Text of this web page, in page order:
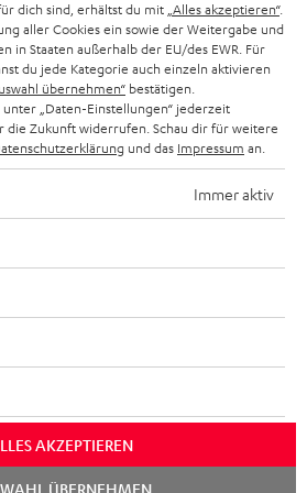
und Irrtum vorbehalten. Das auf unseren
nicht im Lieferumfang enthalten. Etwaige
sind im Preis inbegriffen.
Daten-Einstellungen
dich sind, erhältst du mit „Alles akzeptieren“.
aller Cookies ein sowie der Weitergabe und
in Staaten außerhalb der EU/des EWR. Für
du jede Kategorie auch einzeln aktivieren
übernehmen“ bestätigen.
„Daten-Einstellungen“ jederzeit
die Zukunft widerrufen. Schau dir für weitere
und das Impressum an.
Immer aktiv
AKZEPTIEREN
ÜBERNEHMEN